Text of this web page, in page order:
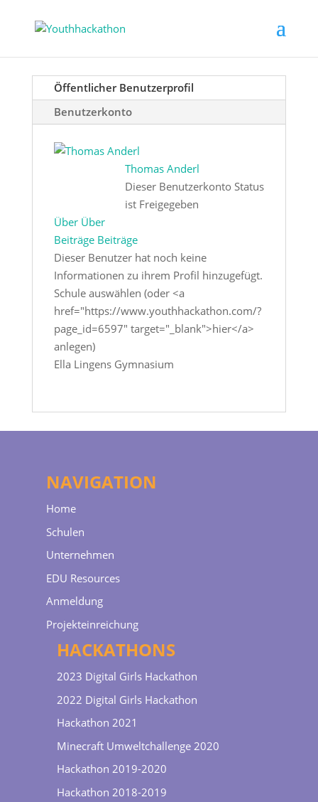
Öffentlicher Benutzerprofil
Benutzerkonto
Thomas Anderl
Dieser Benutzerkonto Status
ist Freigegeben
Über Über
Beiträge Beiträge
Dieser Benutzer hat noch keine
Informationen zu ihrem Profil hinzugefügt.
Schule auswählen (oder <a
href="https://www.youthhackathon.com/?
page_id=6597" target="_blank">hier</a>
anlegen)
Ella Lingens Gymnasium
NAVIGATION
Home
Schulen
Unternehmen
EDU Resources
Anmeldung
Projekteinreichung
HACKATHONS
2023 Digital Girls Hackathon
2022 Digital Girls Hackathon
Hackathon 2021
Minecraft Umweltchallenge 2020
Hackathon 2019-2020
Hackathon 2018-2019